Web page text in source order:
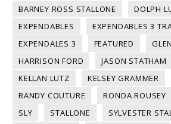
BARNEY ROSS STALLONE
DOLPH
EXPENDABLES
EXPENDABLES 3
EXPENDALES 3
FEATURED
HARRISON FORD
JASON STATHAM
KELLAN LUTZ
KELSEY GRAMMER
RANDY COUTURE
RONDA ROUSEY
SLY
STALLONE
SYLVESTER